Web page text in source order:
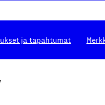
ja tapahtumat